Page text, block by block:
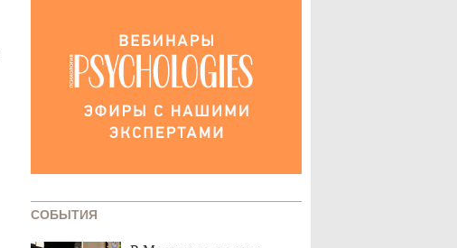
СОБЫТИЯ